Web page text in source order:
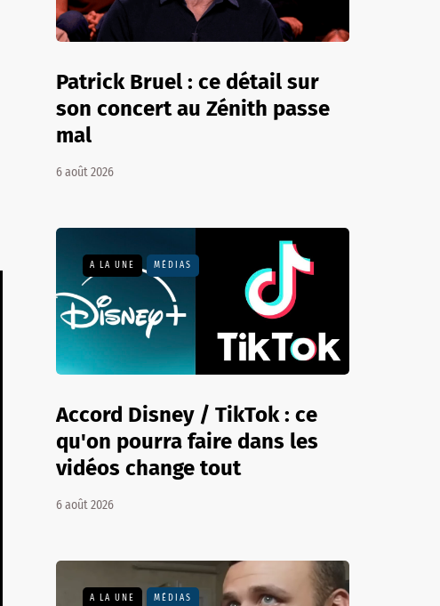
Patrick Bruel : ce détail sur
son concert au Zénith passe
mal
6 août 2026
A LA UNE MÉDIAS
Accord Disney / TikTok : ce
qu'on pourra faire dans les
vidéos change tout
6 août 2026
A LA UNE MÉDIAS